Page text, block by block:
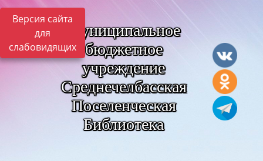
Версия сайта
для
слабовидящих
Муниципальное
бюджетное
учреждение
Среднечелбасская
Поселенческая
Библиотека